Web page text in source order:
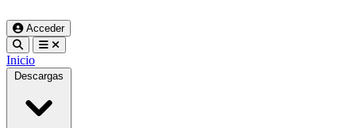
Acceder
Inicio
Descargas